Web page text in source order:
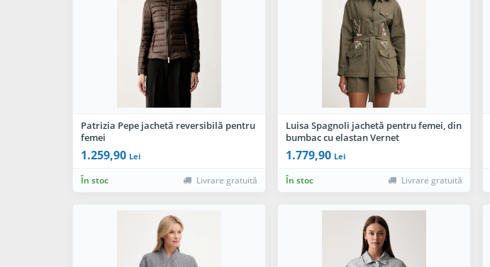
Patrizia Pepe jachetă reversibilă pentru
femei
1.259,90 Lei
În stoc Livrare gratuită
Luisa Spagnoli jachetă pentru femei, din
bumbac cu elastan Vernet
1.779,90 Lei
În stoc Livrare gratuită